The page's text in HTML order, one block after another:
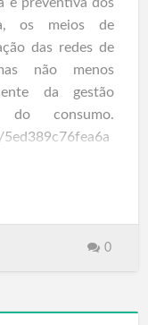
os meios de
das redes de
não menos
da gestão
consumo.
secular - nova
0